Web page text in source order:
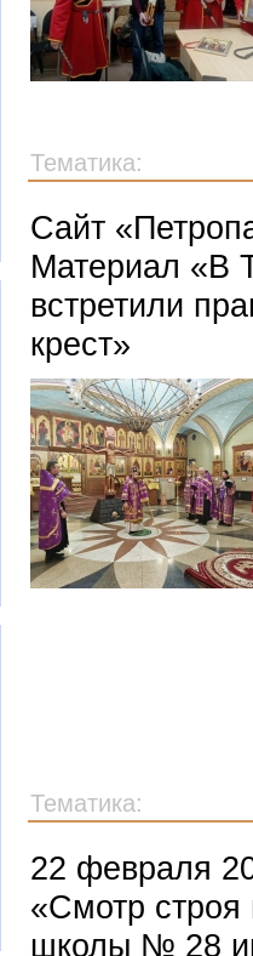
Тематика:
Сайт
Материал «В
встретили
крест»
Тематика:
22 февраля
«Смотр
школы № 28